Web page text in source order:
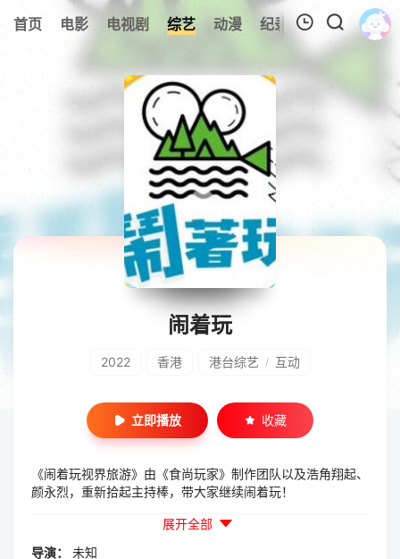
首页 电影 电视剧 综艺 动漫 纪录片 视频短片
我的观影记录
暂无观看影片的记录
闹着玩
2022 香港 港台综艺 / 互动
立即播放 收藏
《闹着玩视界旅游》由《食尚玩家》制作团队以及浩角翔起、
颜永烈，重新拾起主持棒，带大家继续闹着玩！
展开全部
导演：
未知